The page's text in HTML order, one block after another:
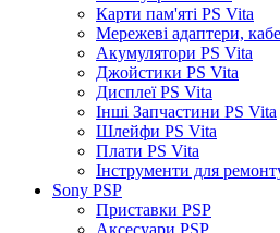
Карти пам'яті PS Vita
Мережеві адаптери,
Акумулятори PS Vita
Джойстики PS Vita
Дисплеї PS Vita
Інші Запчастини PS Vita
Шлейфи PS Vita
Плати PS Vita
Інструменти для
Sony PSP
Приставки PSP
Аксесуари PSP